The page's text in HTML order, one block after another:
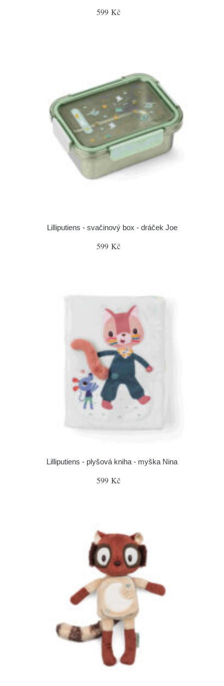
599 Kč
Lilliputiens - svačinový box - dráček Joe
599 Kč
Lilliputiens - plyšová kniha - myška Nina
599 Kč